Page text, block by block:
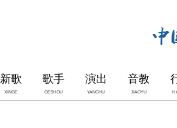
新歌
XINGE
歌手
GESHOU
演出
YANCHU
音教
JIAOYU